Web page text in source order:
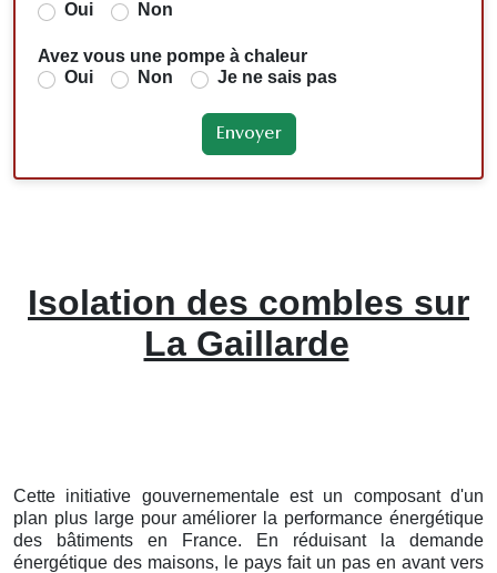
Oui
Non
Avez vous une pompe à chaleur
Oui
Non Je ne sais pas
Isolation des combles sur
La Gaillarde
Cette initiative gouvernementale est un composant d'un
plan plus large pour améliorer la performance énergétique
des bâtiments en France. En réduisant la demande
énergétique des maisons, le pays fait un pas en avant vers